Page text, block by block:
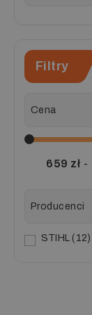
Filtry
Cena
659 zł -
Producenci
STIHL 12